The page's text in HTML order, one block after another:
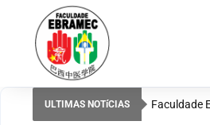
ULTIMAS NOTíCIAS Faculdade